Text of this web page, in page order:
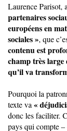
Laurence Parisot,
partenaires
européens en
sociales », que
contenu est
champ très large
qu’il va
Pourquoi la
texte va «
donc les faciliter.
pays qui compte